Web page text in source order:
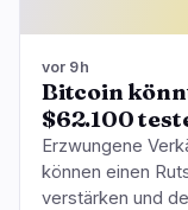
vor 9h
Bitcoin
$62.100
Erzwungene
können einen
verstärken und